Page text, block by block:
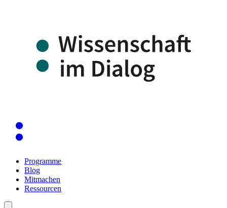
Programme
Blog
Mitmachen
Ressourcen